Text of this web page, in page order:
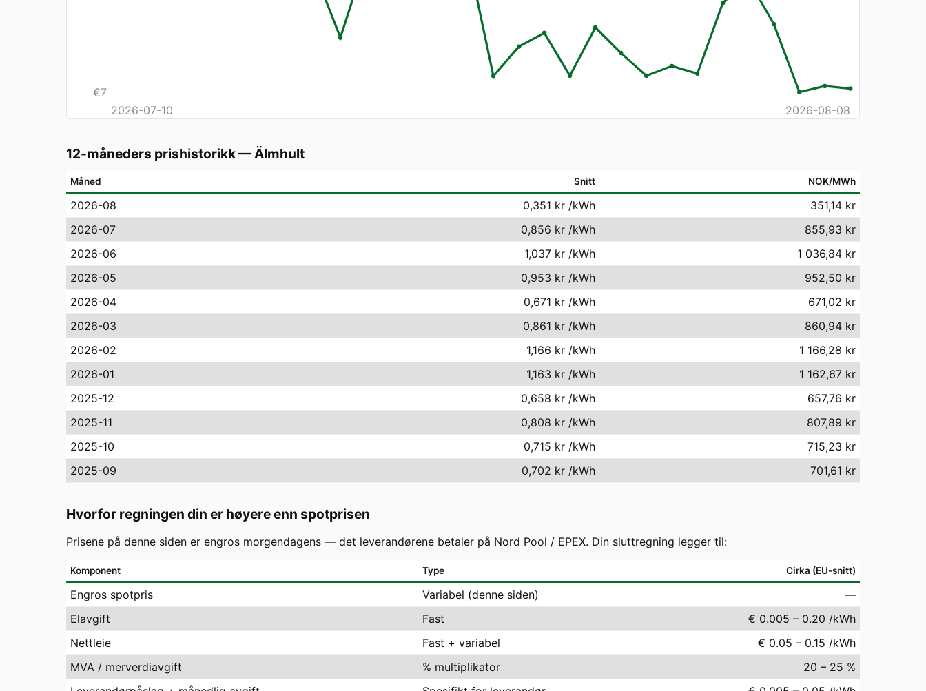
€7
2026-07-10
2026-08-08
12-måneders prishistorikk—Älmhult
Måned Snitt NOK/MWh
2026-08 0,351 kr /kWh
351,14 kr
2026-07
0,856 kr /kWh
855,93 kr
2026-06
1,037 kr /kWh
1 036,84 kr
2026-05
0,953 kr /kWh
952,50 kr
2026-04
0,671 kr /kWh
671,02 kr
2026-03
0,861 kr /kWh
860,94 kr
2026-02
1,166 kr /kWh
1 166,28 kr
2026-01
1,163 kr /kWh
1 162,67 kr
2025-12
0,658 kr /kWh
657,76 kr
2025-11
0,808 kr /kWh
807,89 kr
2025-10
0,715 kr /kWh
715,23 kr
2025-09
0,702 kr /kWh 701,61 kr
Hvorfor regningen din er høyere enn spotprisen
Prisene på denne siden er engros morgendagens — det leverandørene betaler på Nord Pool / EPEX. Din sluttregning legger til:
Komponent Type Cirka (EU-snitt)
Engros spotpris Variabel (denne siden)
—
Elavgift
Fast
€ 0.005 – 0.20 /kWh
Nettleie
Fast + variabel
€ 0.05 – 0.15 /kWh
MVA / merverdiavgift
% multiplikator
20 – 25 %